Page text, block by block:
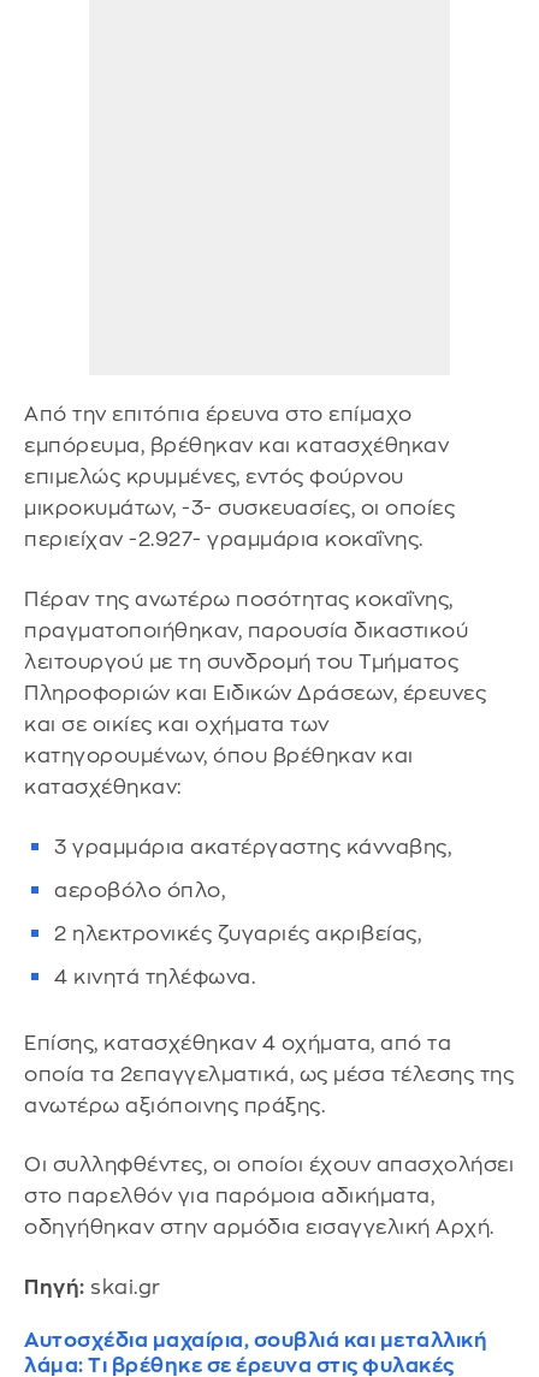
Από την επιτόπια έρευνα στο επίμαχο
εμπόρευμα, βρέθηκαν και κατασχέθηκαν
επιμελώς κρυμμένες, εντός φούρνου
μικροκυμάτων, -3- συσκευασίες, οι οποίες
περιείχαν -2.927- γραμμάρια κοκαΐνης.
Πέραν της ανωτέρω ποσότητας κοκαΐνης,
πραγματοποιήθηκαν, παρουσία δικαστικού
λειτουργού με τη συνδρομή του Τμήματος
Πληροφοριών και Ειδικών Δράσεων, έρευνες
και σε οικίες και οχήματα των
κατηγορουμένων, όπου βρέθηκαν και
κατασχέθηκαν:
3 γραμμάρια ακατέργαστης κάνναβης,
αεροβόλο όπλο,
2 ηλεκτρονικές ζυγαριές ακριβείας,
4 κινητά τηλέφωνα.
Επίσης, κατασχέθηκαν 4 οχήματα, από τα
οποία τα 2επαγγελματικά, ως μέσα τέλεσης της
ανωτέρω αξιόποινης πράξης.
Οι συλληφθέντες, οι οποίοι έχουν απασχολήσει
στο παρελθόν για παρόμοια αδικήματα,
οδηγήθηκαν στην αρμόδια εισαγγελική Αρχή.
Πηγή: skai.gr
Αυτοσχέδια μαχαίρια, σουβλιά και μεταλλική
λάμα: Τι βρέθηκε σε έρευνα στις φυλακές